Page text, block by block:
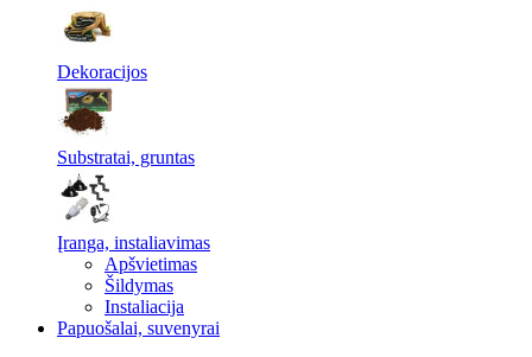
Dekoracijos
Substratai, gruntas
Įranga, instaliavimas
Apšvietimas
Šildymas
Instaliacija
Papuošalai, suvenyrai